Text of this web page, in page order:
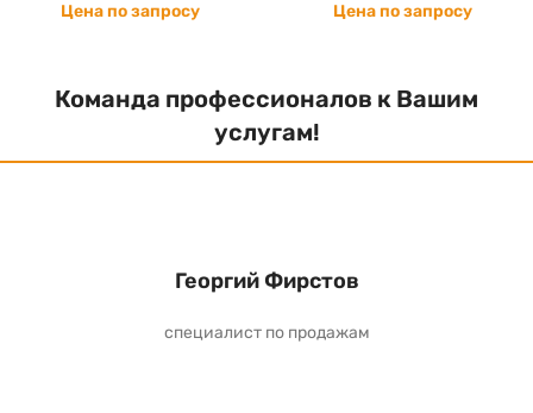
Цена по запросу
Цена по запросу
Команда профессионалов к Вашим
услугам!
Георгий Фирстов
специалист по продажам